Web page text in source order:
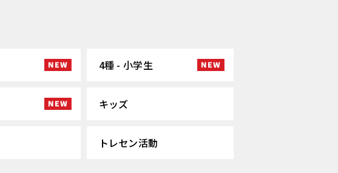
4種 - 小学生
キッズ
トレセン活動